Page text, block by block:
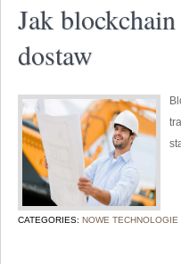
Jak
dostaw
CATEGORIES: NOWE TECHNOLOGIE